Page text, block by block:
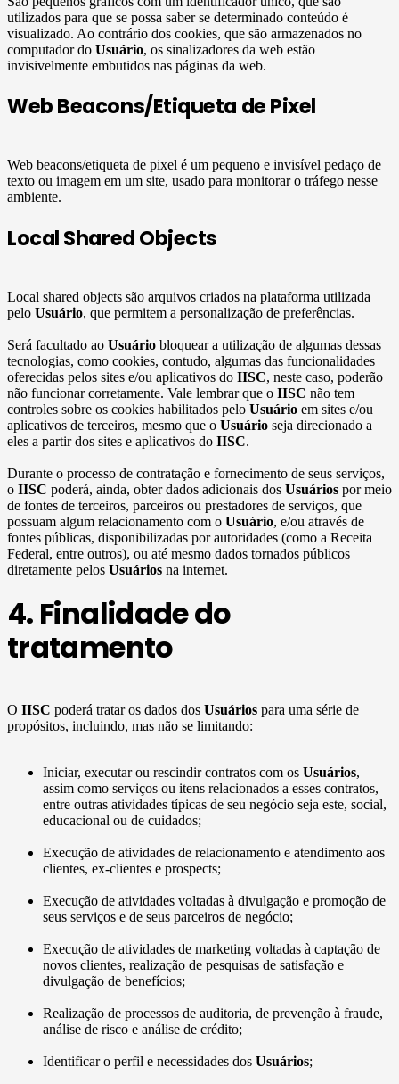
utilizados para que se possa saber se determinado conteúdo é
visualizado. Ao contrário dos cookies, que são armazenados no
computador do Usuário, os sinalizadores da web estão
invisivelmente embutidos nas páginas da web.
Web Beacons/Etiqueta de Pixel
Web beacons/etiqueta de pixel é um pequeno e invisível pedaço de
texto ou imagem em um site, usado para monitorar o tráfego nesse
ambiente.
Local Shared Objects
Local shared objects são arquivos criados na plataforma utilizada
pelo Usuário, que permitem a personalização de preferências.
Será facultado ao Usuário bloquear a utilização de algumas dessas
tecnologias, como cookies, contudo, algumas das funcionalidades
oferecidas pelos sites e/ou aplicativos do IISC, neste caso, poderão
não funcionar corretamente. Vale lembrar que o IISC não tem
controles sobre os cookies habilitados pelo Usuário em sites e/ou
aplicativos de terceiros, mesmo que o Usuário seja direcionado a
eles a partir dos sites e aplicativos do IISC.
Durante o processo de contratação e fornecimento de seus serviços,
o IISC poderá, ainda, obter dados adicionais dos Usuários por meio
de fontes de terceiros, parceiros ou prestadores de serviços, que
possuam algum relacionamento com o Usuário, e/ou através de
fontes públicas, disponibilizadas por autoridades (como a Receita
Federal, entre outros), ou até mesmo dados tornados públicos
diretamente pelos Usuários na internet.
4. Finalidade do
tratamento
O IISC poderá tratar os dados dos Usuários para uma série de
propósitos, incluindo, mas não se limitando:
Iniciar, executar ou rescindir contratos com os Usuários,
assim como serviços ou itens relacionados a esses contratos,
entre outras atividades típicas de seu negócio seja este, social,
educacional ou de cuidados;
Execução de atividades de relacionamento e atendimento aos
clientes, ex-clientes e prospects;
Execução de atividades voltadas à divulgação e promoção de
seus serviços e de seus parceiros de negócio;
Execução de atividades de marketing voltadas à captação de
novos clientes, realização de pesquisas de satisfação e
divulgação de benefícios;
Realização de processos de auditoria, de prevenção à fraude,
análise de risco e análise de crédito;
Identificar o perfil e necessidades dos Usuários;